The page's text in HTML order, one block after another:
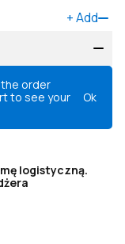
+Add
order
to see your
Ok
logistyczną.